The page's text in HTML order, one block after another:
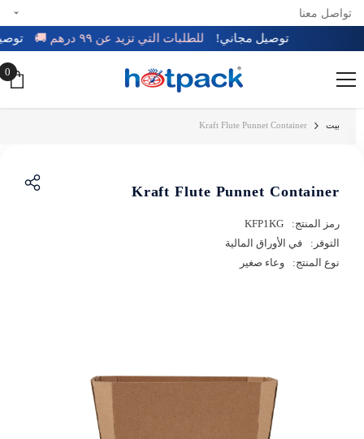
تخطي إلى المحتوى
تواصل معنا
توصيل مجاني! للطلبات التي تزيد عن ٩٩ درهم 🚚
0
0
بيت Kraft Flute Punnet Container
Kraft Flute Punnet Container
رمز المنتج:
KFP1KG
التوفر:
في الأوراق المالية
نوع المنتج:
وعاء صغير